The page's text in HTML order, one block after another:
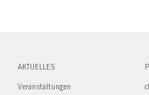
AKTUELLES
Veranstaltungen